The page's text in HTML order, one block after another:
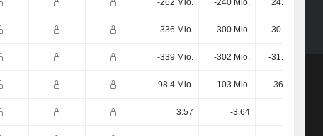
-262 Mio. -240 Mio. 24.5 Mio.
-336 Mio. -300 Mio. -30.8 Mio.
-339 Mio. -302 Mio. -31.7 Mio.
98.4 Mio. 103 Mio. 366 Mio.
3.57 -3.64